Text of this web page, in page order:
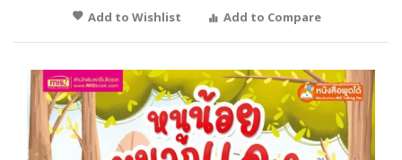
Add to Wishlist
Add to Compare